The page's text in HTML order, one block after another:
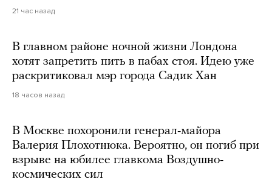
21 час назад
В главном районе ночной жизни Лондона
хотят запретить пить в пабах стоя. Идею уже
раскритиковал мэр города Садик Хан
18 часов назад
В Москве похоронили генерал-майора
Валерия Плохотнюка. Вероятно, он погиб при
взрыве на юбилее главкома Воздушно-
космических сил